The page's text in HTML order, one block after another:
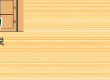
詰将